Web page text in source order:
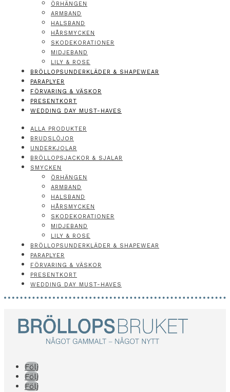
ÖRHÄNGEN
ARMBAND
HALSBAND
HÅRSMYCKEN
SKODEKORATIONER
MIDJEBAND
LILY & ROSE
BRÖLLOPSUNDERKLÄDER & SHAPEWEAR
PARAPLYER
FÖRVARING & VÄSKOR
PRESENTKORT
WEDDING DAY MUST-HAVES
ALLA PRODUKTER
BRUDSLÖJOR
UNDERKJOLAR
BRÖLLOPSJACKOR & SJALAR
SMYCKEN
ÖRHÄNGEN
ARMBAND
HALSBAND
HÅRSMYCKEN
SKODEKORATIONER
MIDJEBAND
LILY & ROSE
BRÖLLOPSUNDERKLÄDER & SHAPEWEAR
PARAPLYER
FÖRVARING & VÄSKOR
PRESENTKORT
WEDDING DAY MUST-HAVES
Följ
Följ
Följ